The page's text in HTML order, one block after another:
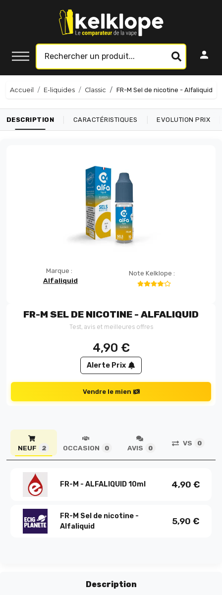
Accueil E-liquides Classic FR-M Sel de nicotine - Alfaliquid
DESCRIPTION CARACTÉRISTIQUES EVOLUTION PRIX
Marque :
Alfaliquid
Note Kelklope :
FR-M SEL DE NICOTINE - ALFALIQUID
Test, avis et meilleures offres
4,90 €
Alerte Prix
Vendre le mien
NEUF 2 OCCASION 0 AVIS 0
VS 0
FR-M - ALFALIQUID 10ml 4,90 €
FR-M Sel de nicotine -
Alfaliquid
5,90 €
Description